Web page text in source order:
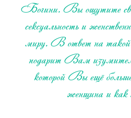
Богини. Вы ощутите
сексуальность и
миру. В ответ на
подарит Вам
которой Вы ещё
женщина и как